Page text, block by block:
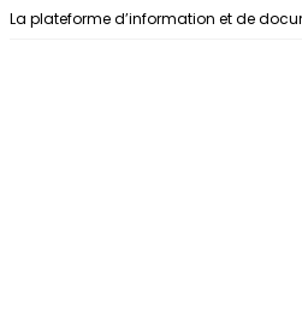
Aller au contenu
La plateforme d’information et de